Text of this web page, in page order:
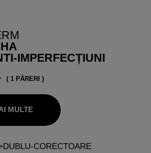
IMPERFECȚIUNI
( 1 PĂRERI )
MULTE